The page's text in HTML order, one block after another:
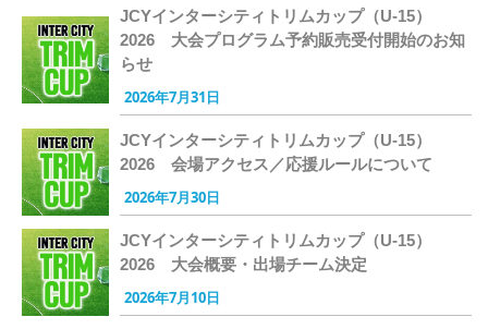
JCYインターシティトリムカップ（U-15）
2026 大会プログラム予約販売受付開始のお知
らせ
2026年7月31日
JCYインターシティトリムカップ（U-15）
2026 会場アクセス／応援ルールについて
2026年7月30日
JCYインターシティトリムカップ（U-15）
2026 大会概要・出場チーム決定
2026年7月10日